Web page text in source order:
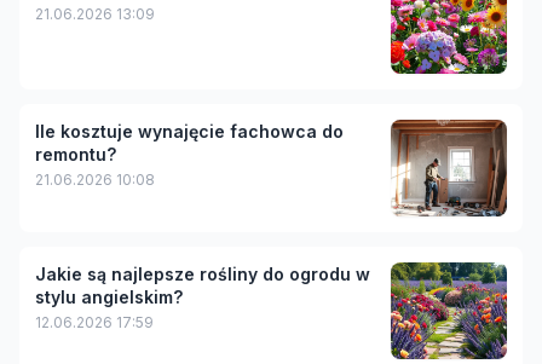
21.06.2026 13:09
Ile kosztuje wynajęcie fachowca do
remontu?
21.06.2026 10:08
Jakie są najlepsze rośliny do ogrodu w
stylu angielskim?
12.06.2026 17:59